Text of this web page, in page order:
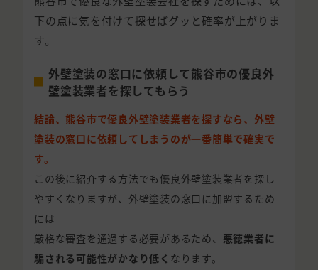
下の点に気を付けて探せばグッと確率が上がりま
す。
外壁塗装の窓口に依頼して熊谷市の優良外
壁塗装業者を探してもらう
結論、熊谷市で優良外壁塗装業者を探すなら、外壁
塗装の窓口に依頼してしまうのが一番簡単で確実で
す。
この後に紹介する方法でも優良外壁塗装業者を探し
やすくなりますが、外壁塗装の窓口に加盟するため
には
厳格な審査を通過する必要があるため、 悪徳業者に
騙される可能性がかなり低く なります。